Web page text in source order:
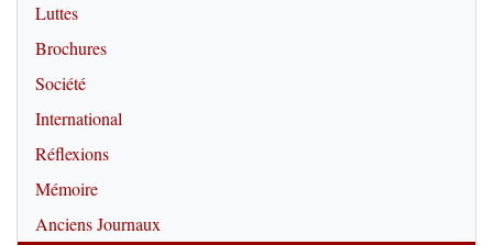
Luttes
Brochures
Société
International
Réflexions
Mémoire
Anciens Journaux